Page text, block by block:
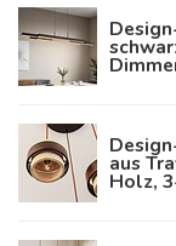
aus
Holz,